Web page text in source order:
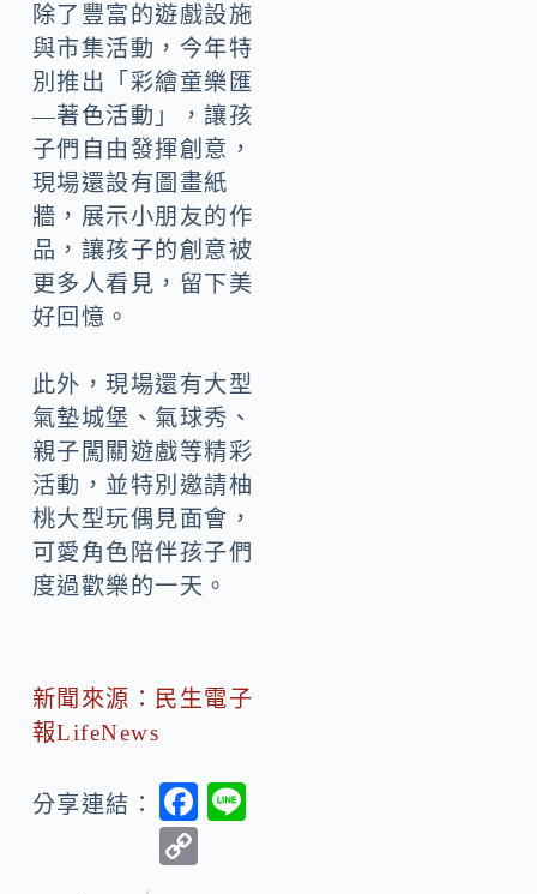
除了豐富的遊戲設施
與市集活動，今年特
別推出「彩繪童樂匯
—著色活動」，讓孩
子們自由發揮創意，
現場還設有圖畫紙
牆，展示小朋友的作
品，讓孩子的創意被
更多人看見，留下美
好回憶。
此外，現場還有大型
氣墊城堡、氣球秀、
親子闖關遊戲等精彩
活動，並特別邀請柚
桃大型玩偶見面會，
可愛角色陪伴孩子們
度過歡樂的一天。
新聞來源：民生電子
報LifeNews
分享連結：
F